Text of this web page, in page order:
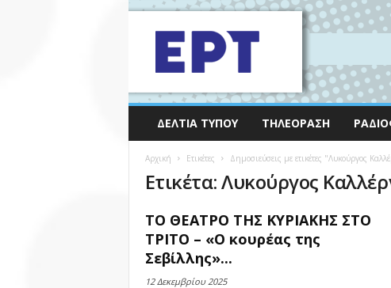
ΔΕΛΤΊΑ ΤΎΠΟΥ ΤΗΛΕΌΡΑΣΗ
Αρχική Ετικέτες Δημοσιεύσεις με ετικέτες "Λυκούργος
Ετικέτα: Λυκούργος
ΤΟ ΘΕΑΤΡΟ ΤΗΣ ΚΥΡΙΑΚΗΣ ΣΤΟ
ΤΡΙΤΟ – «Ο κουρέας της
Σεβίλλης»...
12 Δεκεμβρίου 2025